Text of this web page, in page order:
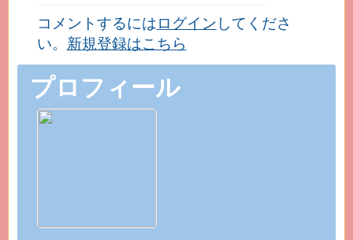
コメントするにはログイン してくださ
い。 新規登録はこちら
プロフィール